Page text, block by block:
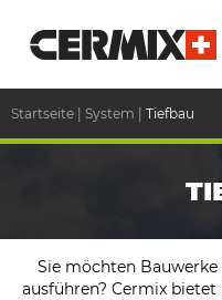
Startseite System Tiefbau
Sie möchten
ausführen? Cermix